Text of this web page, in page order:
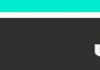
Kablosuz